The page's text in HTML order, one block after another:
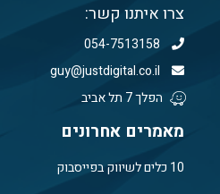
צרו איתנו קשר:
הפלך 7 תל אביב
מאמרים אחרונים
10 כלים לשיווק בפייסבוק